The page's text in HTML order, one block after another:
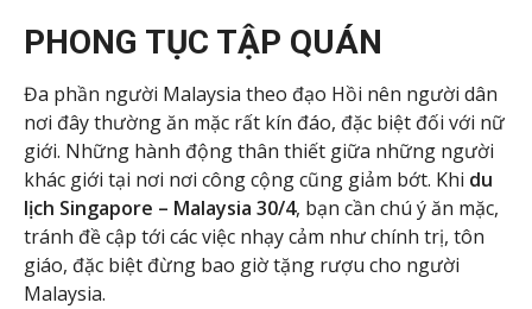
PHONG TỤC TẬP QUÁN
Đa phần người Malaysia theo đạo Hồi nên người dân
nơi đây thường ăn mặc rất kín đáo, đặc biệt đối với nữ
giới. Những hành động thân thiết giữa những người
khác giới tại nơi nơi công cộng cũng giảm bớt. Khi du
lịch Singapore – Malaysia 30/4, bạn cần chú ý ăn mặc,
tránh đề cập tới các việc nhạy cảm như chính trị, tôn
giáo, đặc biệt đừng bao giờ tặng rượu cho người
Malaysia.